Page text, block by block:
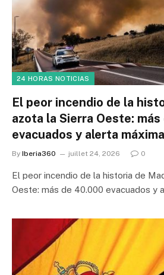
24 HORAS NOTICIAS
El peor incendio de la
azota la Sierra Oeste:
evacuados y alerta
By Iberia360 juillet 24, 2026 0
El peor incendio de la historia de
Oeste: más de 40.000 evacuados y